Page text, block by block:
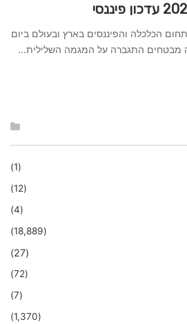
בתחום הכלכלה והפיננסים בארץ ובעולם ביום
(1)
(12)
(4)
(18,889)
(27)
(72)
(7)
(1,370)